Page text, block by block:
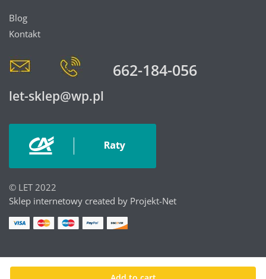
Blog
Kontakt
662-184-056
let-sklep@wp.pl
© LET 2022
Sklep internetowy created by Projekt-Net